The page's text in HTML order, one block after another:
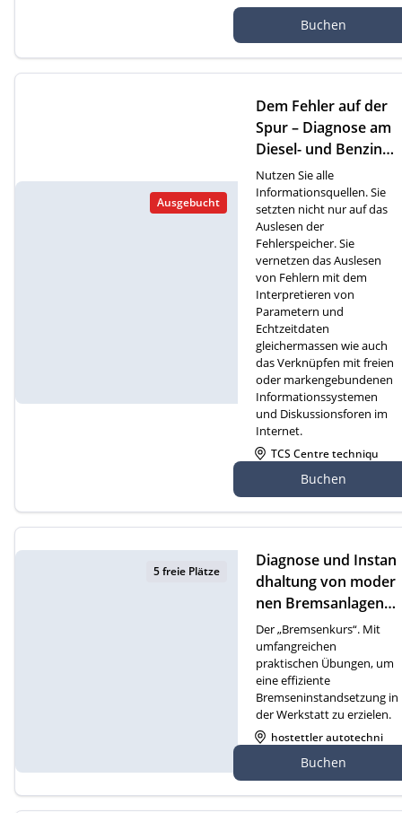
atte 1D, 6260 Reiden
Buchen
Ausgebucht
Dem Fehler auf der
Spur – Diagnose am
Diesel- und Benzinm
otor (F)
Nutzen Sie alle
Informationsquellen. Sie
setzten nicht nur auf das
Auslesen der
Fehlerspeicher. Sie
vernetzen das Auslesen
von Fehlern mit dem
Interpretieren von
Parametern und
Echtzeitdaten
gleichermassen wie auch
das Verknüpfen mit freien
oder markengebundenen
Informationssystemen
und Diskussionsforen im
Internet.
TCS Centre techniqu
Dizy 4, 1304 Cossonay
Buchen
5 freie Plätze
Diagnose und Instan
dhaltung von moder
nen Bremsanlagen
(D)
Der „Bremsenkurs“. Mit
umfangreichen
praktischen Übungen, um
eine effiziente
Bremseninstandsetzung in
der Werkstatt zu erzielen.
hostettler autotechni
1, 6018 Buttisholz
Buchen